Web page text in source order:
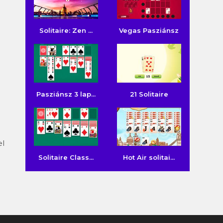
Solitaire: Zen ... Vegas Pasziánsz
Pasziánsz 3 lap... 21 Solitaire
Solitaire Class... Hot Air solitai...